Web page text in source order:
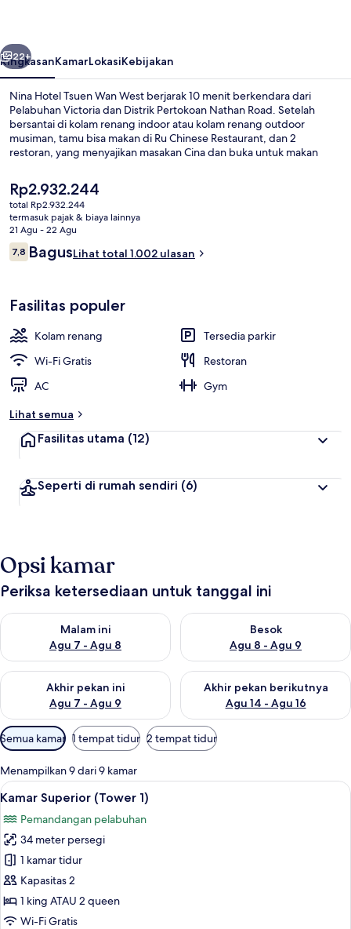
Berikutnya
22+
RingkasanKamarLokasiKebijakan
Nina Hotel Tsuen Wan West berjarak 10 menit berkendara dari
Pelabuhan Victoria dan Distrik Pertokoan Nathan Road. Setelah
bersantai di kolam renang indoor atau kolam renang outdoor
musiman, tamu bisa makan di Ru Chinese Restaurant, dan 2
restoran, yang menyajikan masakan Cina dan buka untuk makan
Lan Kwai Fong juga dapat dicapai dengan berkendara singkat dari
hotel mewah. Para traveler menyukai staf dan lokasi.
Harga
saat
ini
Rp2.932.244
Rp2.932.244
total Rp2.932.244
termasuk pajak & biaya lainnya
21 Agu - 22 Agu
Ulasan
7,87,8 dari 10
BagusLihat total 1.002 ulasan
Fasilitas populer
Kolam renang
Tersedia parkir
Wi-Fi Gratis
Restoran
AC
Gym
Lihat semua
Fasilitas utama (12)
Seperti di rumah sendiri (6)
Opsi kamar
Periksa ketersediaan untuk tanggal ini
Malam ini
Agu 7 - Agu 8
Periksa ketersediaan untuk malam ini Agu 7 - Agu 8
Besok
Agu 8 - Agu 9
Periksa ketersediaan untuk
Akhir pekan ini
Agu 7 - Agu 9
Periksa ketersediaan untuk akhir pekan ini Agu 7 - Agu 9
Akhir pekan berikutnya
Agu 14 - Agu 16
Periksa ketersediaan untuk
Filter
tersedia
untuk
kamar
Semua kamar 1 tempat tidur 2 tempat tidur
Menampilkan 9 dari 9 kamar
Lihat
semua
foto
untuk
Kamar
Superior
(Tower
1)
Brankas, meja kerja, tirai kedap
2
Kamar Superior (Tower 1)
Pemandangan pelabuhan
34 meter persegi
1 kamar tidur
Kapasitas 2
1 king ATAU 2 queen
Wi-Fi Gratis